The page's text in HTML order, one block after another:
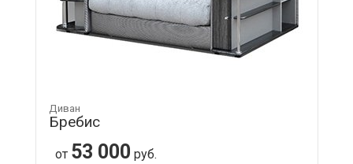
Диван
Бребис
от 53 000 руб.